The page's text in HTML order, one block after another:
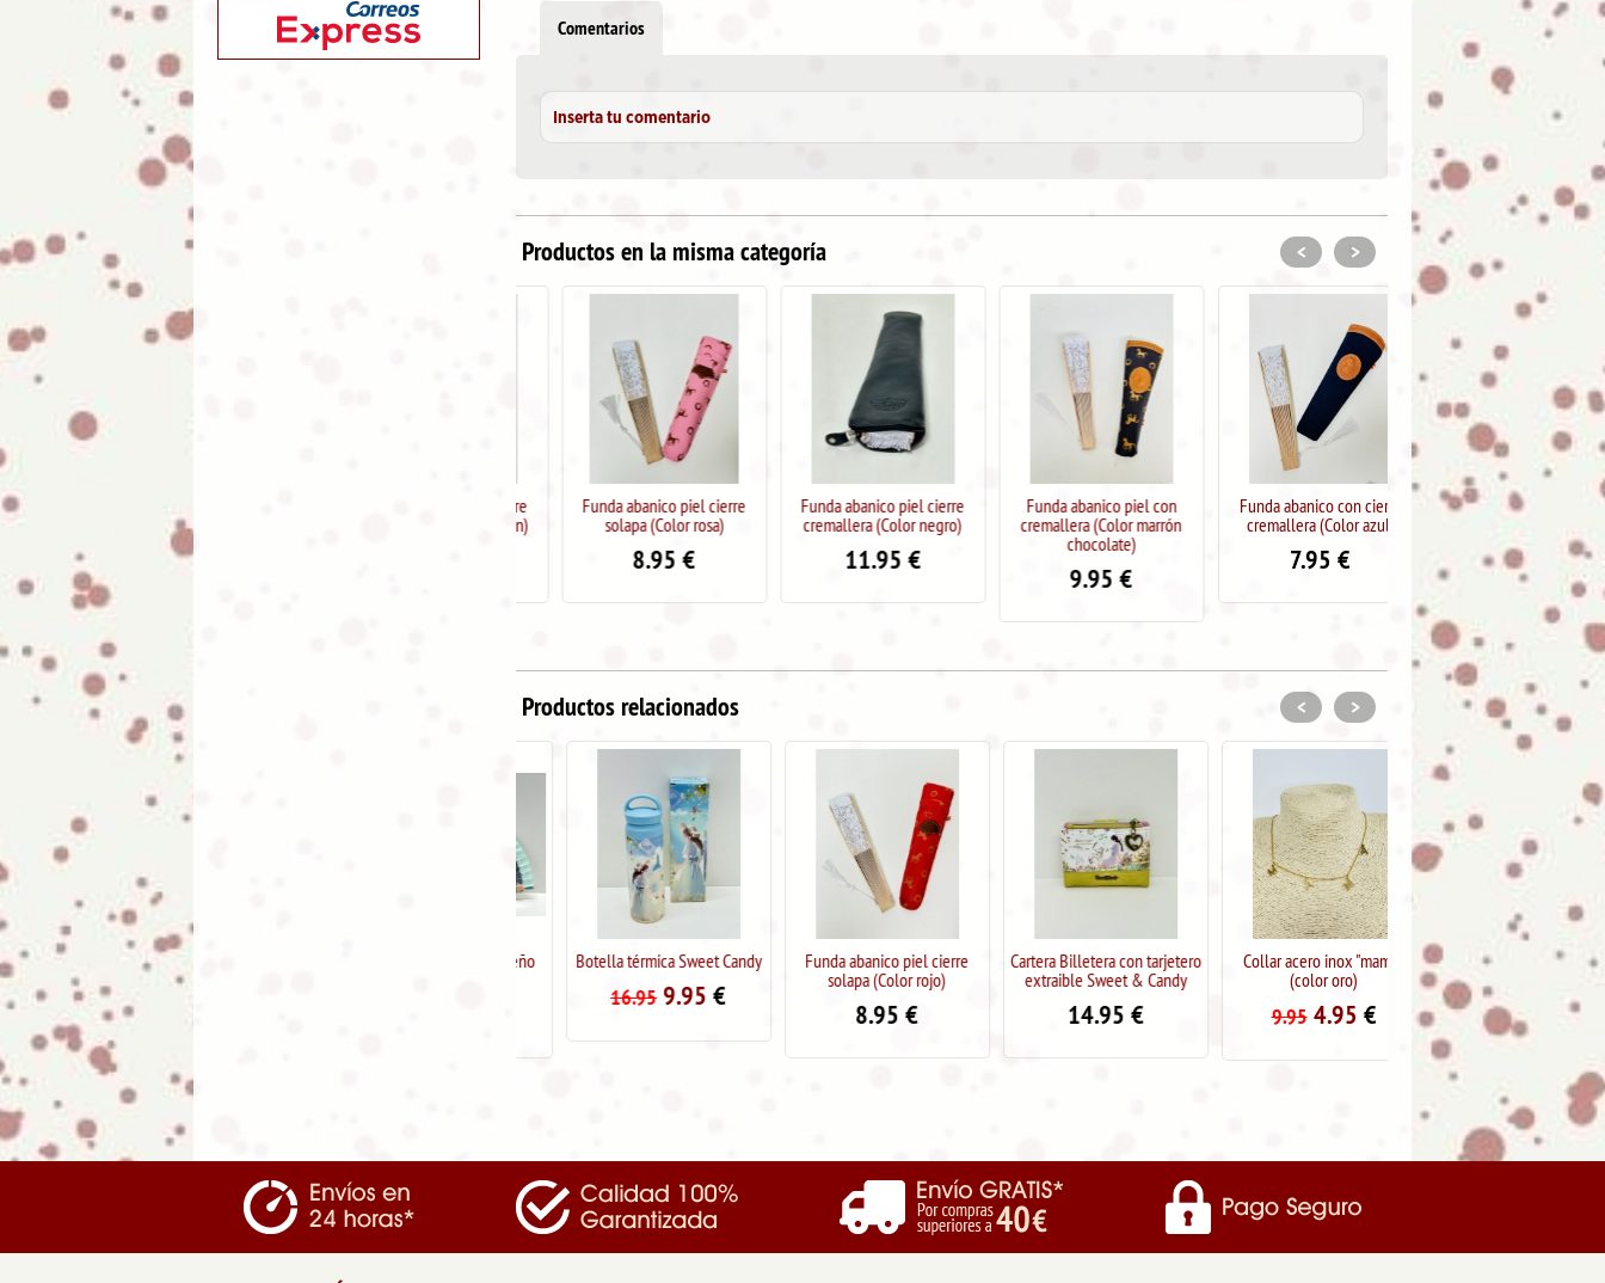
Comentarios
Inserta tu comentario
Productos en la misma categoría
Funda abanico piel cierre
solapa (Color rosa)
8.95€
Funda abanico piel cierre
cremallera (Color negro)
11.95€
Funda abanico piel con
cremallera (Color marrón
chocolate)
9.95€
Funda abanico con cierre
cremallera (Color azul)
7.95€
Cuelga abanico en piel
6.95€
< >
Productos relacionados
Botella térmica Sweet Candy
16.95 9.95€
Funda abanico piel cierre
solapa (Color rojo)
€
Cartera Billetera con tarjetero
extraible Sweet & Candy
14.95€
Collar acero inox "mama"
(color oro)
4.95€
Colgante antelina con letra
"I"
11.95 5.95
< >